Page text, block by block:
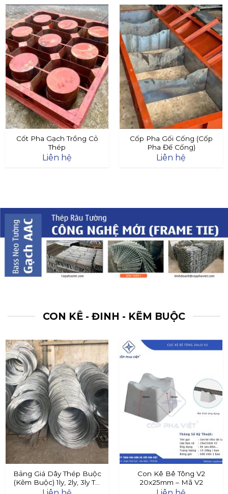
Cốt Pha Gạch Trồng Cỏ
Thép
Liên hệ
Cốp Pha Gối Cống (Cốp
Pha Đế Cống)
Liên hệ
CON KÊ - ĐINH - KẼM BUỘC
Bảng Giá Dây Thép Buộc
(Kẽm Buộc) 1ly, 2ly, 3ly Tại
Đây
Con Kê Bê Tông V2
20x25mm – Mã V2